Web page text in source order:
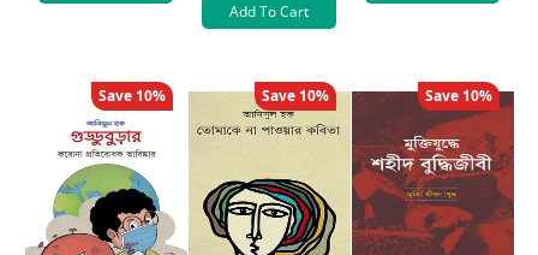
Add To Cart
Save 10% Save 10% Save 10%